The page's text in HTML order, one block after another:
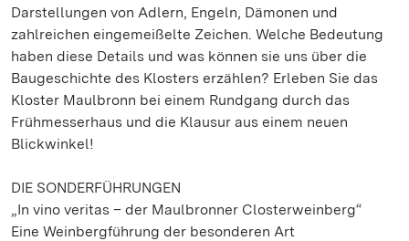
Darstellungen von Adlern, Engeln, Dämonen und
zahlreichen eingemeißelte Zeichen. Welche Bedeutung
haben diese Details und was können sie uns über die
Baugeschichte des Klosters erzählen? Erleben Sie das
Kloster Maulbronn bei einem Rundgang durch das
Frühmesserhaus und die Klausur aus einem neuen
Blickwinkel!
DIE SONDERFÜHRUNGEN
„In vino veritas – der Maulbronner Closterweinberg“
Eine Weinbergführung der besonderen Art